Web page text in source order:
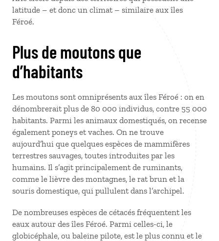
latitude – et donc un climat – similaire aux îles
Féroé.
Plus de moutons que
d’habitants
Les moutons sont omniprésents aux îles Féroé : on en
dénombrerait plus de 80 000 individus, contre 55 000
habitants. Parmi les animaux domestiqués, on recense
également poneys et vaches. On ne trouve
aujourd’hui que quelques espèces de mammifères
terrestres sauvages, toutes introduites par les
humains. Il s’agit principalement de ruminants,
comme le lièvre des montagnes, le rat brun et la
souris domestique, qui pullulent dans l’archipel.
De nombreuses espèces de cétacés fréquentent les
eaux autour des îles Féroé. Parmi celles-ci, le
globicéphale, ou baleine pilote, est le plus connu et le